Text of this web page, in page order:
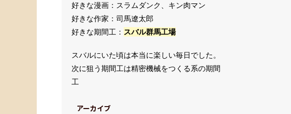
好きな漫画：スラムダンク、キン肉マン
好きな作家：司馬遼太郎
好きな期間工： スバル群馬工場
スバルにいた頃は本当に楽しい毎日でした。
次に狙う期間工は精密機械をつくる系の期間
工
アーカイブ